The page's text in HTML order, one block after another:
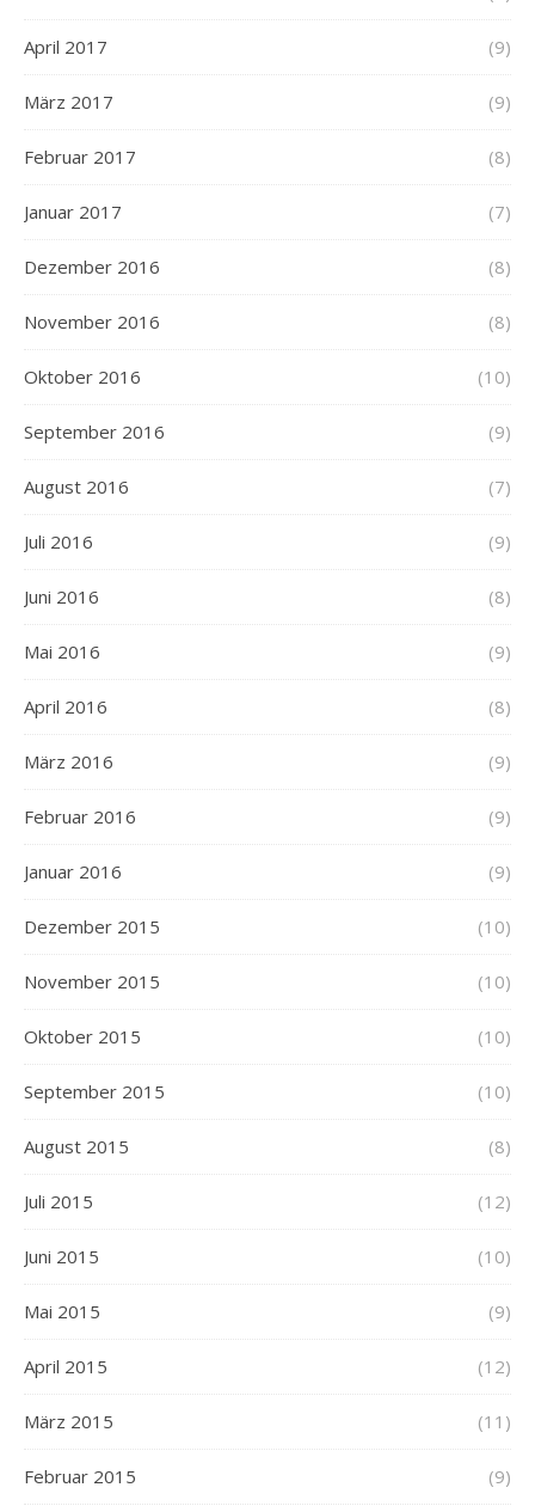
April 2017 (9)
März 2017 (9)
Februar 2017 (8)
Januar 2017 (7)
Dezember 2016 (8)
November 2016 (8)
Oktober 2016 (10)
September 2016 (9)
August 2016 (7)
Juli 2016 (9)
Juni 2016 (8)
Mai 2016 (9)
April 2016 (8)
März 2016 (9)
Februar 2016 (9)
Januar 2016 (9)
Dezember 2015 (10)
November 2015 (10)
Oktober 2015 (10)
September 2015 (10)
August 2015 (8)
Juli 2015 (12)
Juni 2015 (10)
Mai 2015 (9)
April 2015 (12)
März 2015 (11)
Februar 2015 (9)